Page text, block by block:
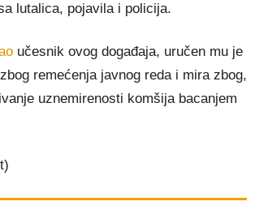
lutalica, pojavila i policija.
učesnik ovog događaja, uručen mu je
remećenja javnog reda i mira zbog,
uznemirenosti komšija bacanjem